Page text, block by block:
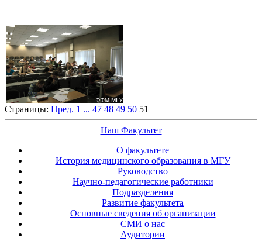
Страницы: Пред. 1 ... 47 48 49 50 51
Наш Факультет
О факультете
История медицинского образования в МГУ
Руководство
Научно-педагогические работники
Подразделения
Развитие факультета
Основные сведения об организации
СМИ о нас
Аудитории